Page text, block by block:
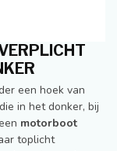
een hoek van
in het donker, bij
motorboot
toplicht